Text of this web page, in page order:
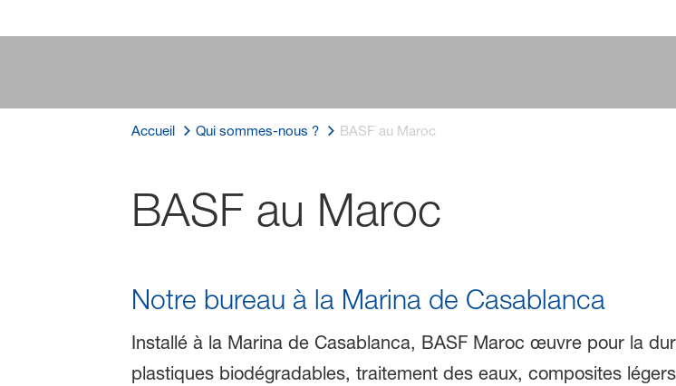
Accueil Qui sommes-nous ? BASF au Maroc
BASF au Maroc
Notre bureau à la Marina de Casablanca
Installé à la Marina de Casablanca, BASF Maroc œuvre pour la
plastiques biodégradables, traitement des eaux, composites